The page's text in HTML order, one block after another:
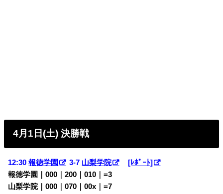
4月1日(土) 決勝戦
12:30報徳学園 3-7 山梨学院
[ﾚﾎﾟｰﾄ]
報徳学園｜000｜200｜010｜=3
山梨学院｜000｜070｜00x｜=7